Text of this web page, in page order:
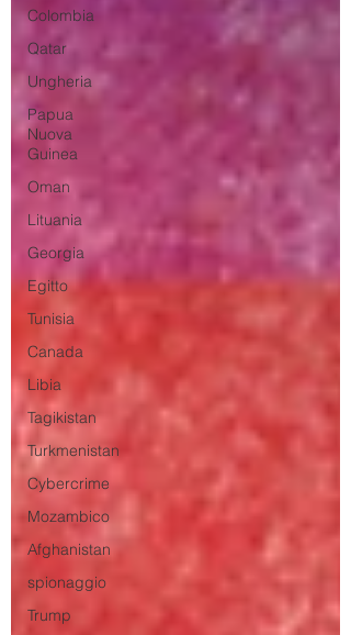
Colombia
Qatar
Ungheria
Papua
Nuova
Guinea
Oman
Lituania
Georgia
Egitto
Tunisia
Canada
Libia
Tagikistan
Turkmenistan
Cybercrime
Mozambico
Afghanistan
spionaggio
Trump